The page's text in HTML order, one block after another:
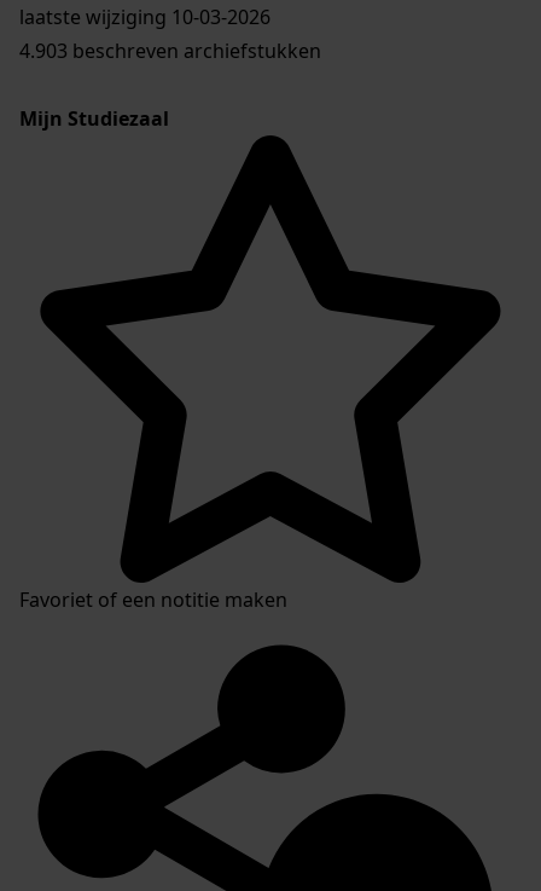
laatste wijziging 10-03-2026
4.903 beschreven archiefstukken
Mijn Studiezaal
Favoriet of een notitie maken